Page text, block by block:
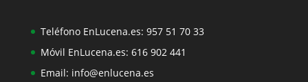
Teléfono EnLucena.es: 957 51 70 33
Móvil EnLucena.es: 616 902 441
Email: info@enlucena.es